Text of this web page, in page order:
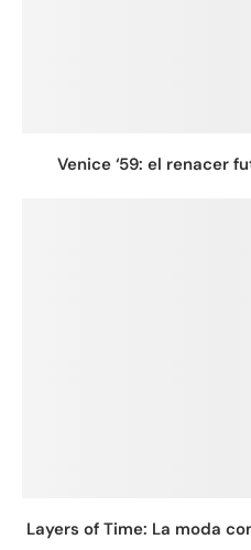
Venice ‘59: el renacer
Layers of Time: La moda